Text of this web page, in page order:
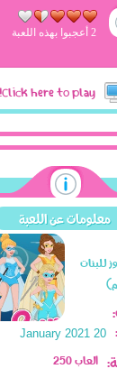
2 أعجبوا بهذه اللعبة
Click here to play!
معلومات عن اللعبة
للبنات
20 January 2021
العاب 250